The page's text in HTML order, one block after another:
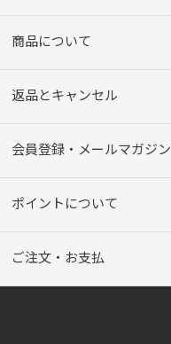
商品について
返品とキャンセル
会員登録・メールマガジン
ポイントについて
ご注文・お支払